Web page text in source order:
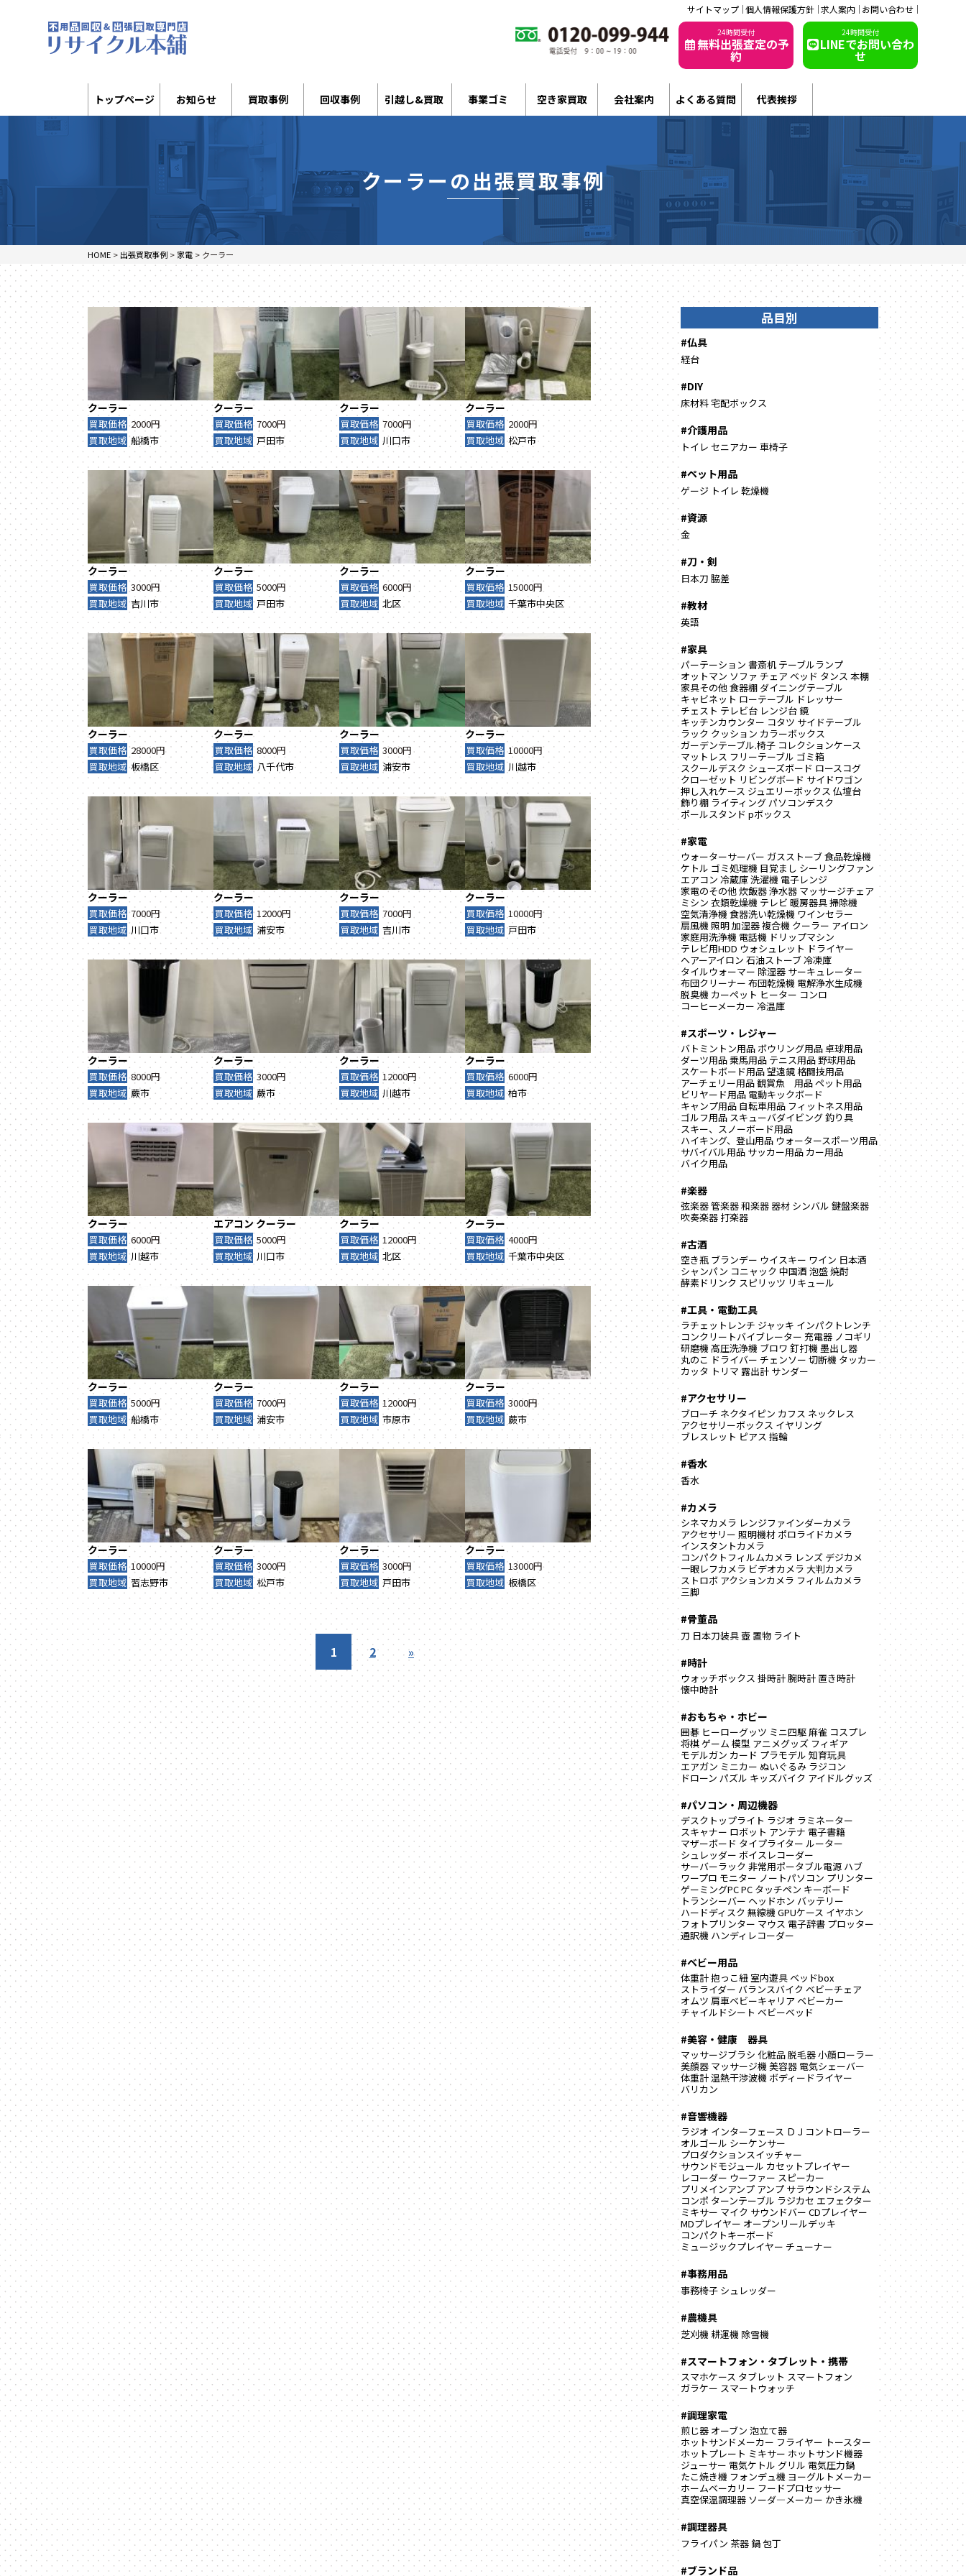
サイトマップ 個人情報保護方針 求人案内 お問い合わせ
24時間受付
無料出張査定の予
約
24時間受付
LINEでお問い合わ
せ
トップページ お知らせ 買取事例 回収事例 引越し&買取 事業ゴミ 空き家買取 会社案内 よくある質問 代表挨拶
クーラーの出張買取事例
HOME > 出張買取事例 > 家電 > クーラー
クーラー
買取価格 2000円
買取地域 船橋市
クーラー
買取価格 7000円
買取地域 戸田市
クーラー
買取価格 7000円
買取地域 川口市
クーラー
買取価格 2000円
買取地域 松戸市
クーラー
買取価格 3000円
買取地域 吉川市
クーラー
買取価格 5000円
買取地域 戸田市
クーラー
買取価格 6000円
買取地域 北区
クーラー
買取価格 15000円
買取地域 千葉市中央区
クーラー
買取価格 28000円
買取地域 板橋区
クーラー
買取価格 8000円
買取地域 八千代市
クーラー
買取価格 3000円
買取地域 浦安市
クーラー
買取価格 10000円
買取地域 川越市
クーラー
買取価格 7000円
買取地域 川口市
クーラー
買取価格 12000円
買取地域 浦安市
クーラー
買取価格 7000円
買取地域 吉川市
クーラー
買取価格 10000円
買取地域 戸田市
クーラー
買取価格 8000円
買取地域 蕨市
クーラー
買取価格 3000円
買取地域 蕨市
クーラー
買取価格 12000円
買取地域 川越市
クーラー
買取価格 6000円
買取地域 柏市
クーラー
買取価格 6000円
買取地域 川越市
エアコン クーラー
買取価格 5000円
買取地域 川口市
クーラー
買取価格 12000円
買取地域 北区
クーラー
買取価格 4000円
買取地域 千葉市中央区
クーラー
買取価格 5000円
買取地域 船橋市
クーラー
買取価格 7000円
買取地域 浦安市
クーラー
買取価格 12000円
買取地域 市原市
クーラー
買取価格 3000円
買取地域 蕨市
クーラー
買取価格 10000円
買取地域 習志野市
クーラー
買取価格 3000円
買取地域 松戸市
クーラー
買取価格 3000円
買取地域 戸田市
クーラー
買取価格 13000円
買取地域 板橋区
1 2 »
品目別
#仏具
経台
#DIY
床材料宅配ボックス
#介護用品
トイレ セニアカー 車椅子
#ペット用品
ゲージ トイレ 乾燥機
#資源
金
#刀・剣
日本刀 脇差
#教材
英語
#家具
パーテーション 書斎机 テーブルランプ
オットマン ソファ チェア ベッド タンス 本棚
家具その他食器棚 ダイニングテーブル
キャビネット ローテーブル ドレッサー
チェスト テレビ台 レンジ台鏡
キッチンカウンター コタツ サイドテーブル
ラック クッション カラーボックス
ガーデンテーブル.椅子 コレクションケース
マットレス フリーテーブル ゴミ箱
スクールデスク シューズボード ロースコグ
クローゼット リビングボード サイドワゴン
押し入れケース ジュエリーボックス 仏壇台
飾り棚 ライティングパソコンデスク
ポールスタンド pボックス
#家電
ウォーターサーバー ガスストーブ食品乾燥機
ケトル ゴミ処理機 目覚まし シーリングファン
エアコン 冷蔵庫洗濯機 電子レンジ
家電のその他炊飯器浄水器 マッサージチェア
ミシン 衣類乾燥機 テレビ 暖房器具掃除機
空気清浄機食器洗い乾燥機 ワインセラー
扇風機照明加湿器複合機 クーラー アイロン
家庭用洗浄機 電話機 ドリップマシン
テレビ用HDD ウォシュレット ドライヤー
ヘアーアイロン 石油ストーブ冷凍庫
タイルウォーマー 除湿器 サーキュレーター
布団クリーナー 布団乾燥機 電解浄水生成機
脱臭機 カーペット ヒーター コンロ
コーヒーメーカー 冷温庫
#スポーツ・レジャー
バトミントン用品 ボウリング用品卓球用品
ダーツ用品乗馬用品 テニス用品野球用品
スケートボード用品望遠鏡 格闘技用品
アーチェリー用品 観賞魚 用品ペット用品
ビリヤード用品 電動キックボード
キャンプ用品 自転車用品 フィットネス用品
ゴルフ用品 スキューバダイビング釣り具
スキー、スノーボード用品
ハイキング、登山用品 ウォータースポーツ用品
サバイバル用品 サッカー用品 カー用品
バイク用品
#楽器
弦楽器管楽器和楽器 器材 シンバル 鍵盤楽器
吹奏楽器 打楽器
#古酒
空き瓶 ブランデー ウイスキー ワイン 日本酒
シャンパン コニャック 中国酒 泡盛焼酎
酵素ドリンク スピリッツ リキュール
#工具・電動工具
ラチェットレンチ ジャッキ インパクトレンチ
コンクリートバイブレーター 充電器 ノコギリ
研磨機 高圧洗浄機 ブロワ 釘打機墨出し器
丸のこ ドライバー チェンソー 切断機 タッカー
カッタ トリマ 露出計 サンダー
#アクセサリー
ブローチ ネクタイピン カフス ネックレス
アクセサリーボックス イヤリング
ブレスレット ピアス 指輪
#香水
香水
#カメラ
シネマカメラ レンジファインダーカメラ
アクセサリー 照明機材 ポロライドカメラ
インスタントカメラ
コンパクトフィルムカメラ レンズ デジカメ
一眼レフカメラ ビデオカメラ 大判カメラ
ストロボ アクションカメラ フィルムカメラ
三脚
#骨董品
刀 日本刀装具壺 置物 ライト
#時計
ウォッチボックス 掛時計腕時計 置き時計
懐中時計
#おもちゃ・ホビー
囲碁 ヒーローグッツ ミニ四駆麻雀 コスプレ
将棋ゲーム 模型 アニメグッズ フィギア
モデルガン カード プラモデル 知育玩具
エアガン ミニカー ぬいぐるみ ラジコン
ドローン パズル キッズバイク アイドルグッズ
#パソコン・周辺機器
デスクトップライト ラジオ ラミネーター
スキャナー ロボット アンテナ 電子書籍
マザーボード タイプライター ルーター
シュレッダー ボイスレコーダー
サーバーラック 非常用ポータブル電源 ハブ
ワープロ モニター ノートパソコン プリンター
ゲーミングPCPC タッチペン キーボード
トランシーバー ヘッドホン バッテリー
ハードディスク 無線機GPUケース イヤホン
フォトプリンター マウス 電子辞書 プロッター
通訳機 ハンディレコーダー
#ベビー用品
体重計抱っこ紐室内遊具 ベッドbox
ストライダー バランスバイク ベビーチェア
オムツ 肩車ベビーキャリア ベビーカー
チャイルドシート ベビーベッド
#美容・健康 器具
マッサージブラシ 化粧品脱毛器小顔ローラー
美顔器 マッサージ機美容器 電気シェーバー
体重計温熱干渉波機 ボディードライヤー
バリカン
#音響機器
ラジオ インターフェース ＤＪコントローラー
オルゴール シーケンサー
プロダクションスイッチャー
サウンドモジュール カセットプレイヤー
レコーダー ウーファー スピーカー
プリメインアンプ アンプ サラウンドシステム
コンポ ターンテーブル ラジカセ エフェクター
ミキサー マイク サウンドバー CDプレイヤー
MDプレイヤー オープンリールデッキ
コンパクトキーボード
ミュージックプレイヤー チューナー
#事務用品
事務椅子 シュレッダー
#農機具
芝刈機耕運機 除雪機
#スマートフォン・タブレット・携帯
スマホケース タブレット スマートフォン
ガラケー スマートウォッチ
#調理家電
煎じ器 オーブン 泡立て器
ホットサンドメーカー フライヤー トースター
ホットプレート ミキサー ホットサンド機器
ジューサー 電気ケトル グリル 電気圧力鍋
たこ焼き機 フォンデュ機 ヨーグルトメーカー
ホームベーカリー フードプロセッサー
真空保温調理器 ソーダ―メーカー かき氷機
#調理器具
フライパン 茶器鍋包丁
#ブランド品